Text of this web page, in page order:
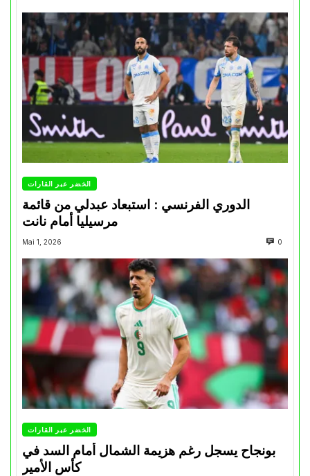
الخضر عبر القارات
الدوري الفرنسي : استبعاد عبدلي من قائمة
مرسيليا أمام نانت
Mai 1, 2026 0
الخضر عبر القارات
بونجاح يسجل رغم هزيمة الشمال أمام السد في
كأس الأمير